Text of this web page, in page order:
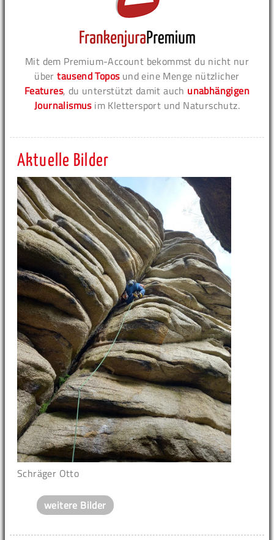
Mit dem Premium-Account bekommst du nicht nur
übertausend Toposund eine Menge nützlicher
Features, du unterstützt damit auch unabhängigen
Journalismusim Klettersport und Naturschutz.
Aktuelle Bilder
Schräger Otto
weitere Bilder